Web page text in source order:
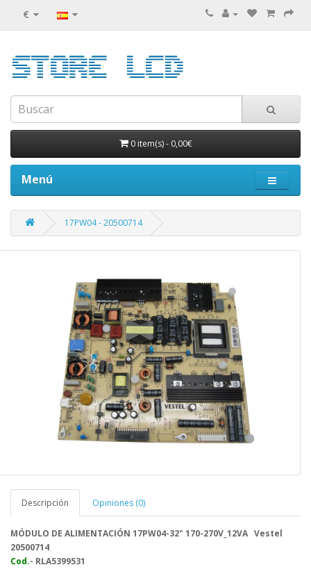
€
0 item(s)- 0,00€
Menú
17PW04 - 20500714
Descripción Opiniones (0)
MÓDULO DE ALIMENTACIÓN 17PW04-32" 170-270V_12VA Vestel
20500714
Cod.- RLA5399531